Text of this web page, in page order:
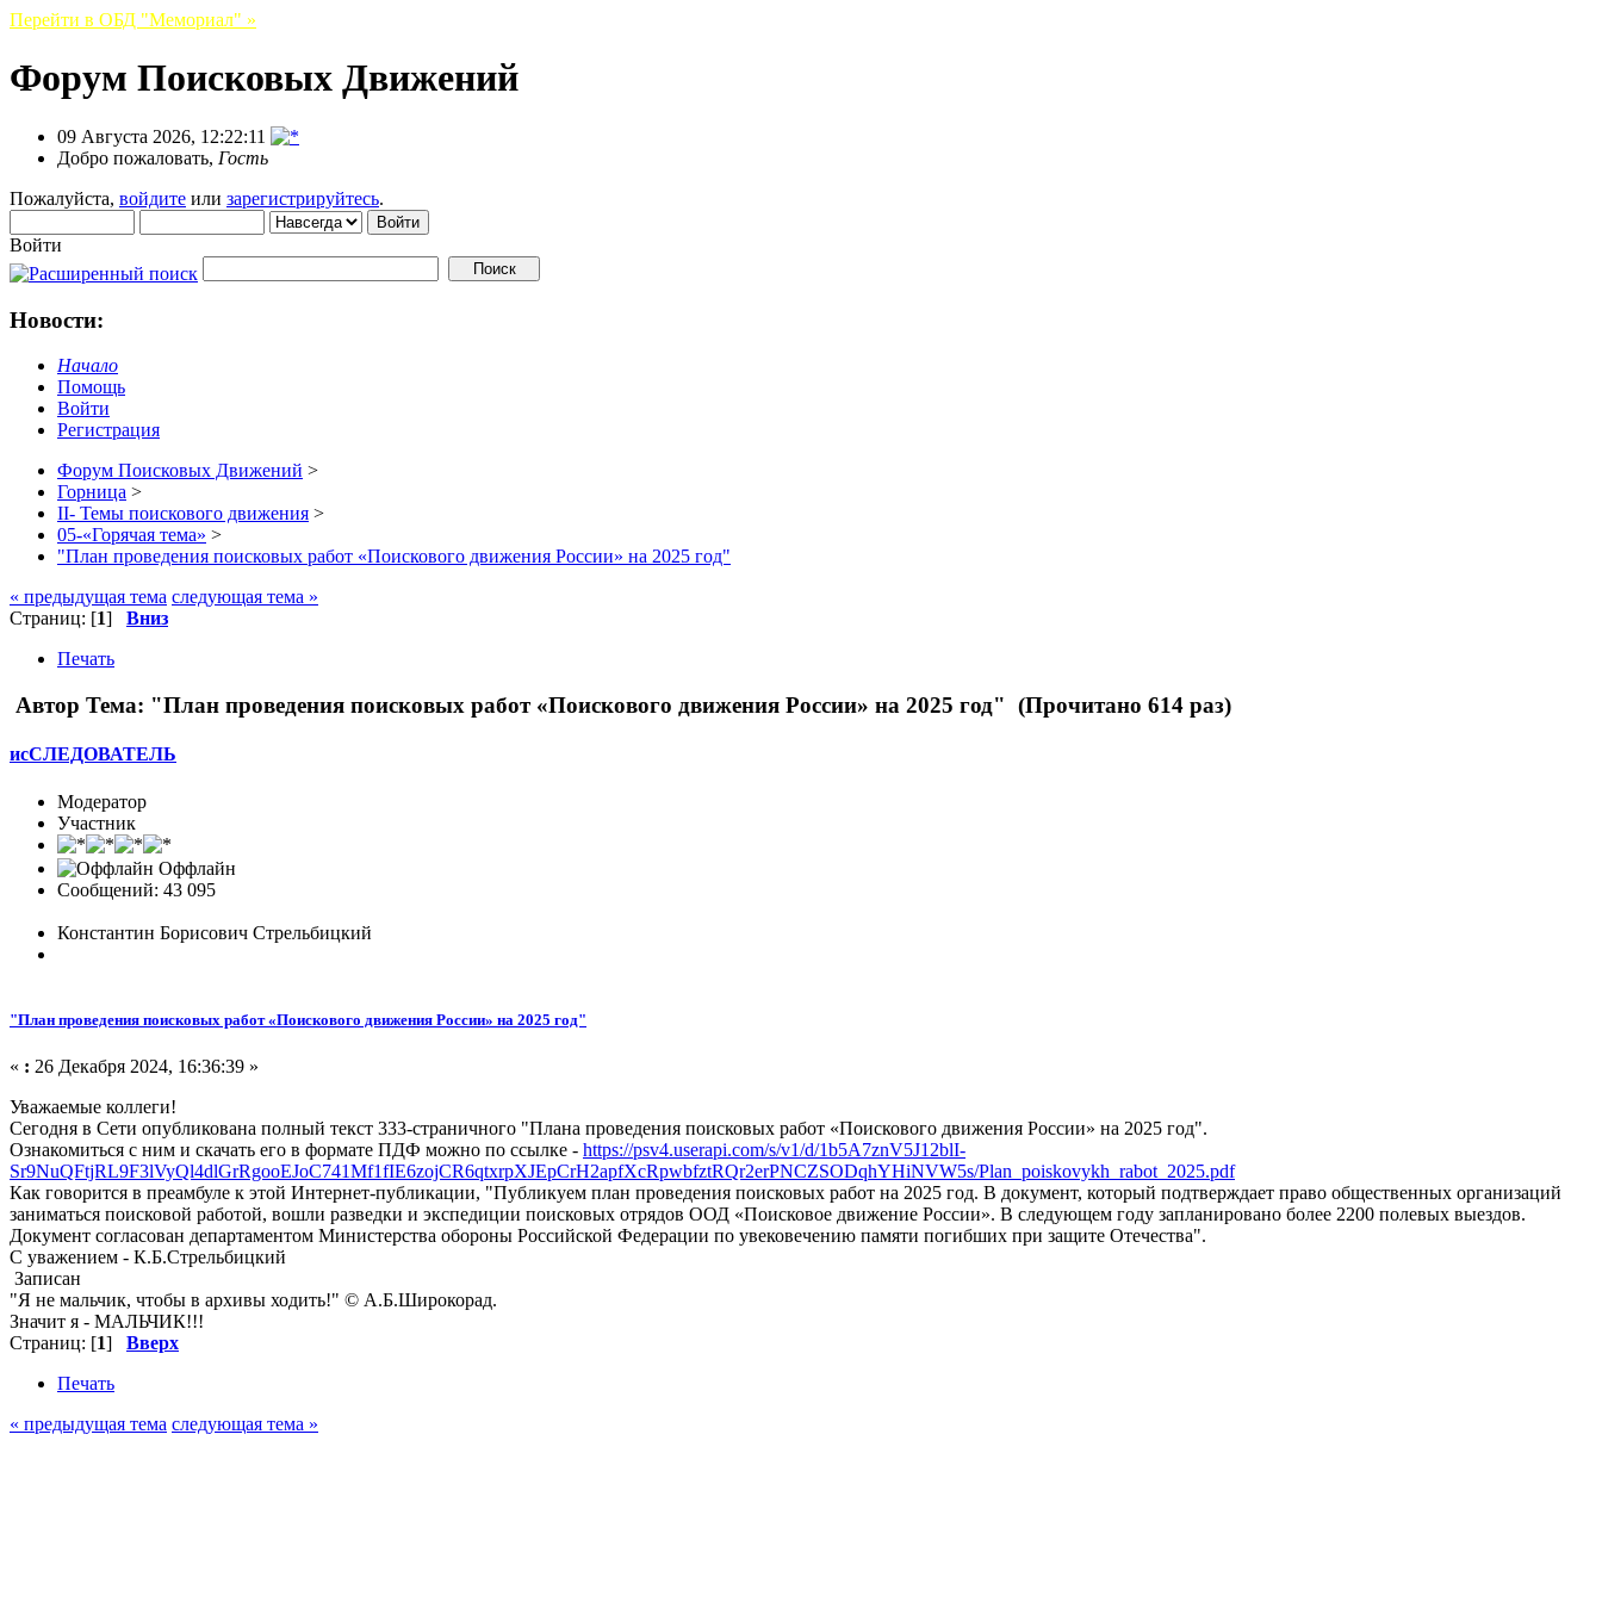
Перейти в ОБД "Мемориал" »
Форум Поисковых Движений
09 Августа 2026, 12:22:11
Добро пожаловать, Гость
Пожалуйста, войдите или зарегистрируйтесь.
Войти
Новости:
Начало
Помощь
Войти
Регистрация
Форум Поисковых Движений >
Горница >
II- Темы поискового движения >
05-«Горячая тема» >
"План проведения поисковых работ «Поискового движения России» на 2025 год"
« предыдущая тема следующая тема »
Страниц: [1] Вниз
Печать
Автор Тема: "План проведения поисковых работ «Поискового движения России» на 2025 год" (Прочитано 614 раз)
исСЛЕДОВАТЕЛЬ
Модератор
Участник
Оффлайн
Сообщений: 43 095
Константин Борисович Стрельбицкий
"План проведения поисковых работ «Поискового движения России» на 2025 год"
« : 26 Декабря 2024, 16:36:39 »
Уважаемые коллеги!
Сегодня в Сети опубликована полный текст 333-страничного "Плана проведения поисковых работ «Поискового движения России» на 2025 год".
Ознакомиться с ним и скачать его в формате ПДФ можно по ссылке - https://psv4.userapi.com/s/v1/d/1b5A7znV5J12blI-
Sr9NuQFtjRL9F3lVyQl4dlGrRgooEJoC741Mf1fIE6zojCR6qtxrpXJEpCrH2apfXcRpwbfztRQr2erPNCZSODqhYHiNVW5s/Plan_poiskovykh_rabot_2025.pdf
Как говорится в преамбуле к этой Интернет-публикации, "Публикуем план проведения поисковых работ на 2025 год. В документ, который подтверждает право общественных организаций
заниматься поисковой работой, вошли разведки и экспедиции поисковых отрядов ООД «Поисковое движение России». В следующем году запланировано более 2200 полевых выездов.
Документ согласован департаментом Министерства обороны Российской Федерации по увековечению памяти погибших при защите Отечества".
С уважением - К.Б.Стрельбицкий
Записан
"Я не мальчик, чтобы в архивы ходить!" © А.Б.Широкорад.
Значит я - МАЛЬЧИК!!!
Страниц: [1] Вверх
Печать
« предыдущая тема следующая тема »